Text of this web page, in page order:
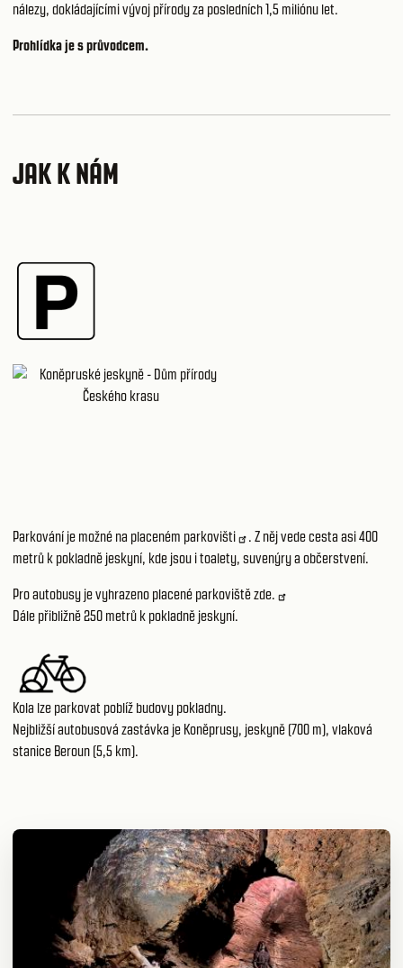
nálezy, dokládajícími vývoj přírody za posledních 1,5 miliónu let.
Prohlídka je s průvodcem.
JAK K NÁM
Parkování je možné na placeném parkovišti
. Z něj vede cesta asi 400
metrů k pokladně jeskyní, kde jsou i toalety, suvenýry a občerstvení.
Pro autobusy je vyhrazeno placené parkovištězde.
Dále přibližně 250 metrů k pokladně jeskyní.
Kola lze parkovat poblíž budovy pokladny.
Nejbližší autobusová zastávka je Koněprusy, jeskyně (700 m), vlaková
stanice Beroun (5,5 km).